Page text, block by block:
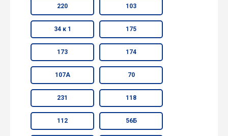
220 103
34 к 1 175
173 174
107А 70
231 118
112 56Б